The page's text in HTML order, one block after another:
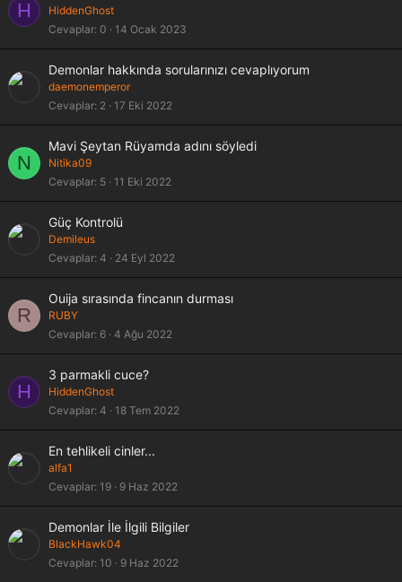
H
HiddenGhost
Cevaplar 0 14 Ocak 2023
Demonlar hakkında sorularınızı cevaplıyorum
daemonemperor
Cevaplar 2 17 Eki 2022
N
Mavi Şeytan Rüyamda adını söyledi
Nitika09
Cevaplar 5 11 Eki 2022
Güç Kontrolü
Demileus
Cevaplar 4 24 Eyl 2022
R
Ouija sırasında fincanın durması
RUBY
Cevaplar 6 4 Ağu 2022
H
3 parmakli cuce?
HiddenGhost
Cevaplar 4 18 Tem 2022
En tehlikeli cinler...
alfa1
Cevaplar 19 9 Haz 2022
Demonlar İle İlgili Bilgiler
BlackHawk04
Cevaplar 10 9 Haz 2022